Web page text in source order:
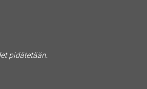
pidätetään.